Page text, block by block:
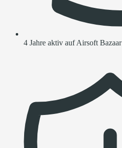
4 Jahre aktiv auf Airsoft Bazaar